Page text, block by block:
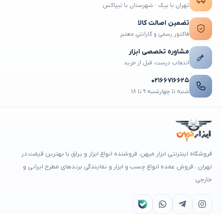
تهران با پیک · شهرستان با تیپاکس
تضمین اصالت کالا
فاکتور رسمی و گارانتی معتبر
مشاوره تخصصی ابزار
انتخاب درست، قبل از خرید
۰۲۱۶۶۷۱۶۶۲۵
شنبه تا چهارشنبه ۹ تا ۱۸
فروشگاه اینترنتی ابزار میهن، فروشنده انواع ابزار و یراق با بهترین قیمت در
تهران ، فروش عمده انواع چسب و ابزار و نمایندگی برندهای مطرح ایرانی و
خارجی